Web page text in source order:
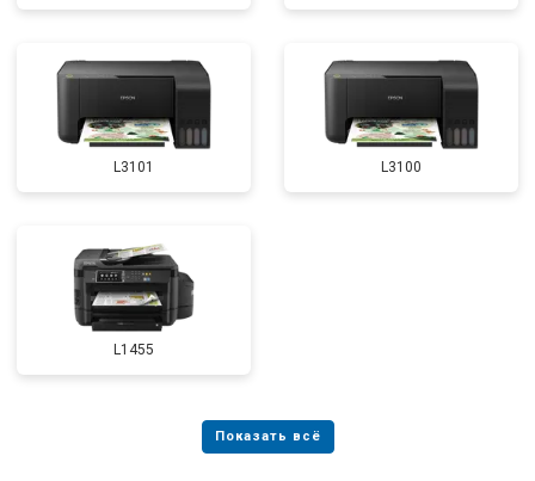
L3101 L3100
L1455